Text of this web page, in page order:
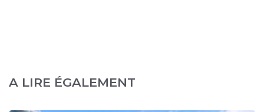
A LIRE ÉGALEMENT